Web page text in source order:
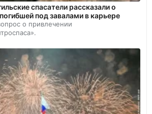
спасатели рассказали о
под завалами в карьере
о привлечении